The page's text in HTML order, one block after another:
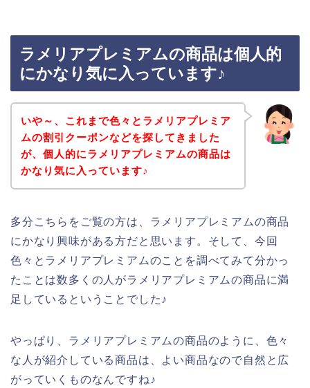
ラメリアプレミアムの商品は個人的
にかなり気に入っています♪
いや～、これまで色々とラメリアプレミア
ムの割引クーポンなどを探してきました
が、個人的にラメリアプレミアムの商品は
かなり気に入っています♪
多分こちらをご覧の方は、ラメリアプレミアムの商品
にかなり興味がある方だと思います。そして、今回
色々とラメリアプレミアムのことを調べてみて分かっ
たことは数多くの人がラメリアプレミアムの商品に満
足しているということでした♪
やっぱり、ラメリアプレミアムの商品のように、色々
な人が紹介している商品は、よい商品なので自然と広
がっていくものなんですね♪